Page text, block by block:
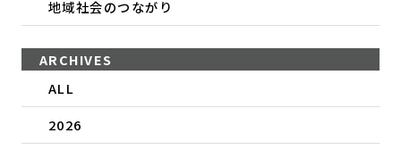
地域社会のつながり
ARCHIVES
ALL
2026